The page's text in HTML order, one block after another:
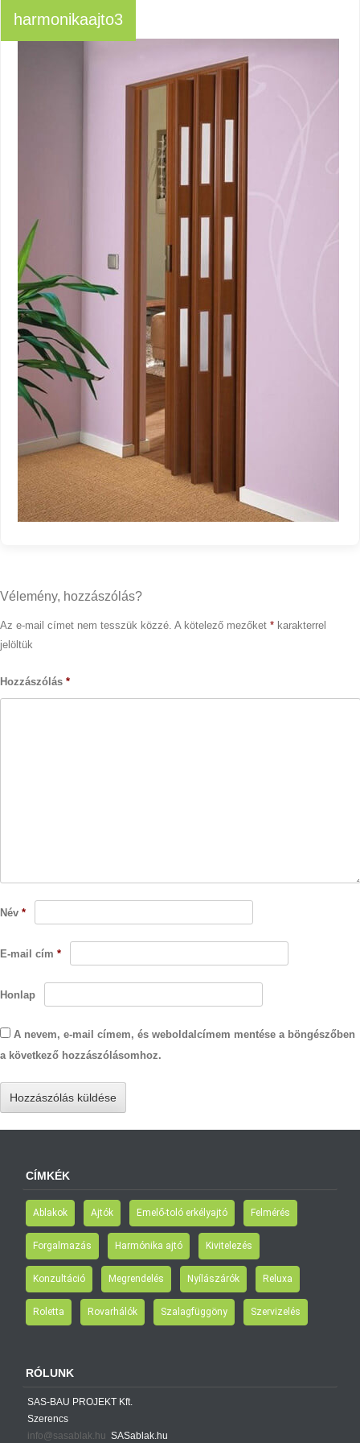
harmonikaajto3
Vélemény, hozzászólás?
Az e-mail címet nem tesszük közzé. A kötelező mezőket * karakterrel
jelöltük
Hozzászólás *
Név *
E-mail cím *
Honlap
A nevem, e-mail címem, és weboldalcímem mentése a böngészőben
a következő hozzászólásomhoz.
CÍMKÉK
Ablakok Ajtók Emelő-toló erkélyajtó Felmérés
Forgalmazás Harmónika ajtó Kivitelezés
Konzultáció Megrendelés Nyílászárók Reluxa
Roletta Rovarhálók Szalagfüggöny Szervizelés
RÓLUNK
SAS-BAU PROJEKT Kft.
Szerencs
info@sasablak.hu SASablak.hu